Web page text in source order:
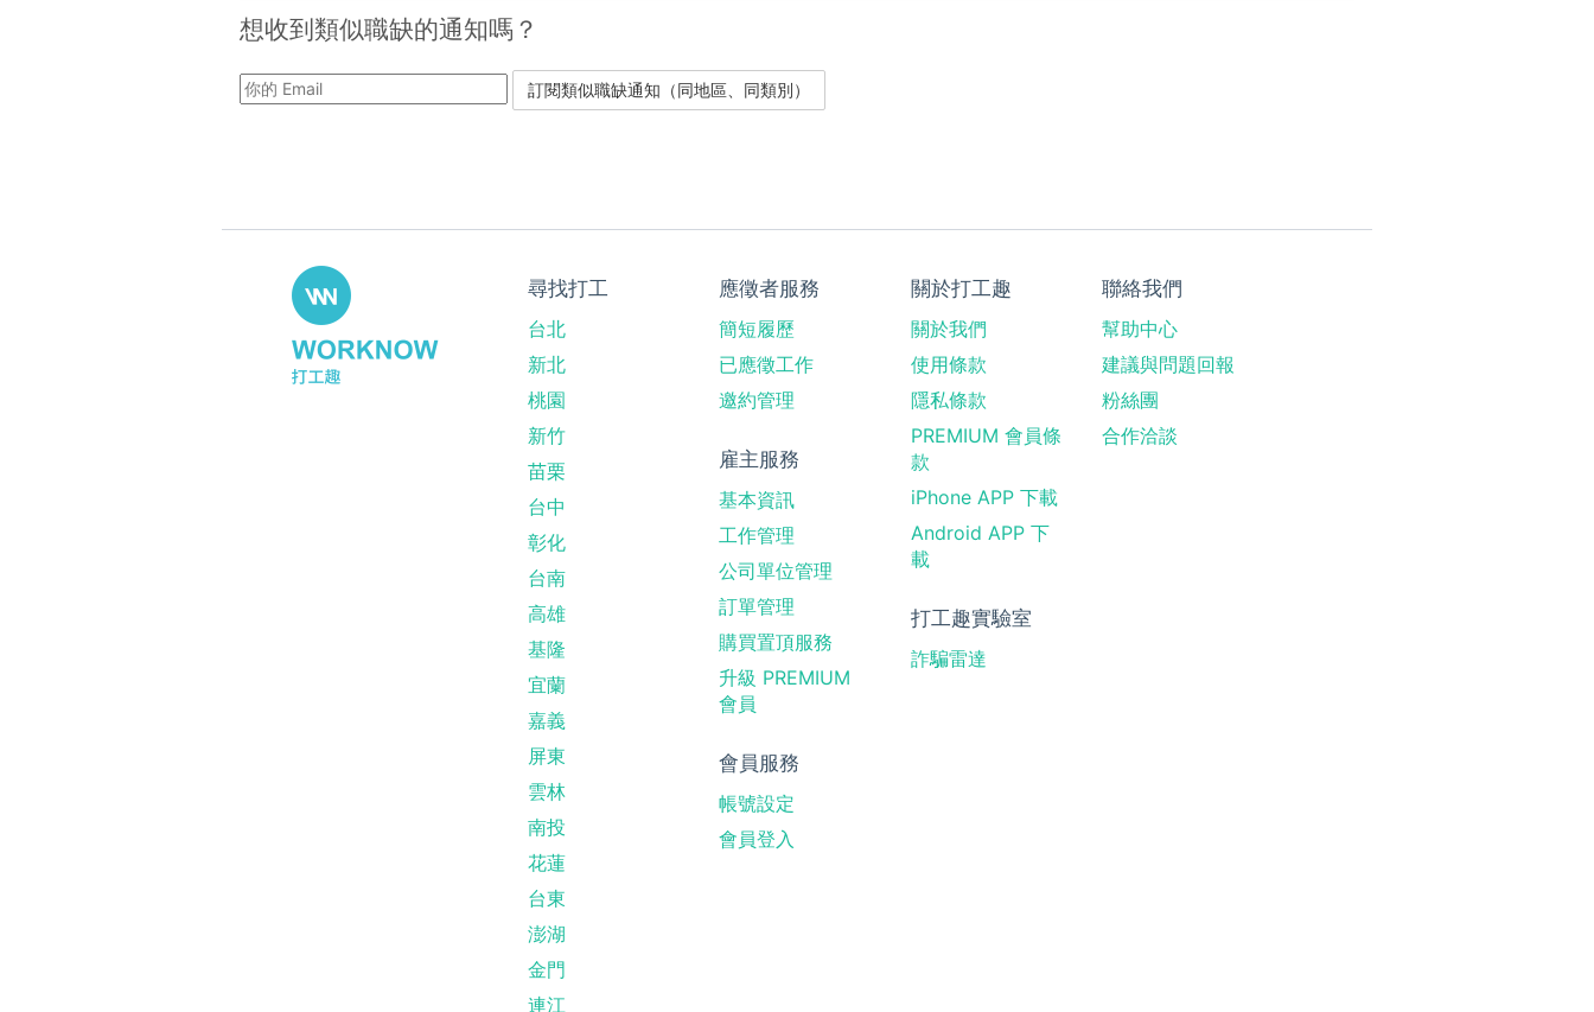
想收到類似職缺的通知嗎？
尋找打工
台北
新北
桃園
新竹
苗栗
台中
彰化
台南
高雄
基隆
宜蘭
嘉義
屏東
雲林
南投
花蓮
台東
澎湖
金門
連江
應徵者服務
簡短履歷
已應徵工作
邀約管理
雇主服務
基本資訊
工作管理
公司單位管理
訂單管理
購買置頂服務
升級 PREMIUM
會員
會員服務
帳號設定
會員登入
關於打工趣
關於我們
使用條款
隱私條款
PREMIUM 會員條
款
iPhone APP 下載
Android APP 下
載
打工趣實驗室
詐騙雷達
聯絡我們
幫助中心
建議與問題回報
粉絲團
合作洽談